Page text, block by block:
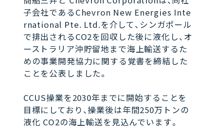
子会社であるChevron New Energies Inte
rnational Pte. Ltd.を介して、シンガポール
で排出されるCO2を回収した後に液化し、オ
ーストラリア沖貯留地まで海上輸送するた
めの事業開発協力に関する覚書を締結した
ことを公表しました。
CCUS操業を2030年までに開始することを
目標にしており、操業後は年間250万トンの
液化 CO2の海上輸送を見込んでいます。